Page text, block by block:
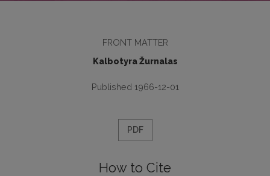
FRONT MATTER
Kalbotyra Žurnalas
Published 1966-12-01
PDF
How to Cite